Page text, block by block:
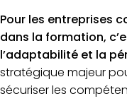
Pour les entreprises
dans la formation,
l’adaptabilité et la
stratégique majeur
sécuriser les